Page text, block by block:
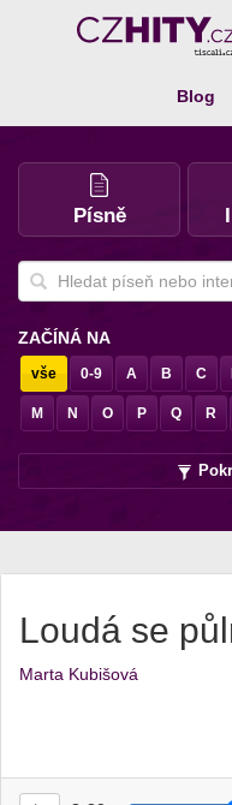
Blog
Písně
ZAČÍNÁ NA
vše 0-9 A B C
M N O P Q R
Loudá se
Marta Kubišová